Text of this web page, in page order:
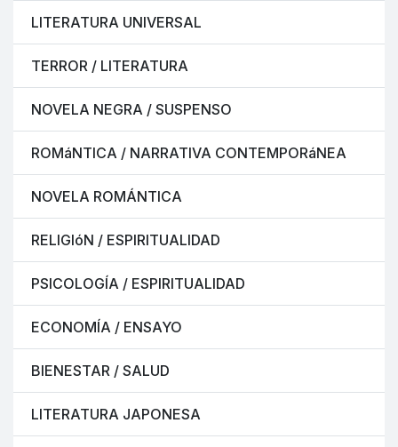
LITERATURA UNIVERSAL
TERROR / LITERATURA
NOVELA NEGRA / SUSPENSO
ROMáNTICA / NARRATIVA CONTEMPORáNEA
NOVELA ROMÁNTICA
RELIGIóN / ESPIRITUALIDAD
PSICOLOGÍA / ESPIRITUALIDAD
ECONOMÍA / ENSAYO
BIENESTAR / SALUD
LITERATURA JAPONESA